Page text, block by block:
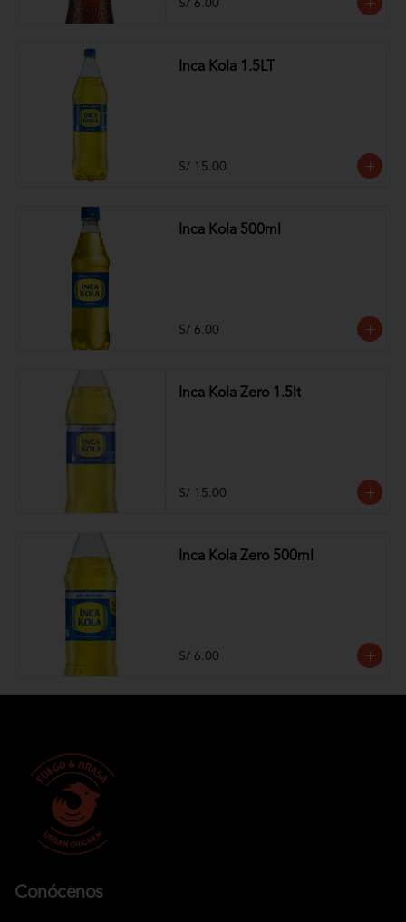
S/ 6.00
Inca Kola 1.5LT
S/ 15.00
Inca Kola 500ml
S/ 6.00
Inca Kola Zero 1.5lt
S/ 15.00
Inca Kola Zero 500ml
S/ 6.00
Conócenos